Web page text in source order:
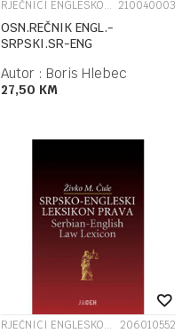
RJEČNICI ENGLESKOG JEZIKA 210040003
OSN.REČNIK ENGL.-
SRPSKI.SR-ENG
Autor : Boris Hlebec
27,50 KM
RJEČNICI ENGLESKOG JEZIKA 206010552